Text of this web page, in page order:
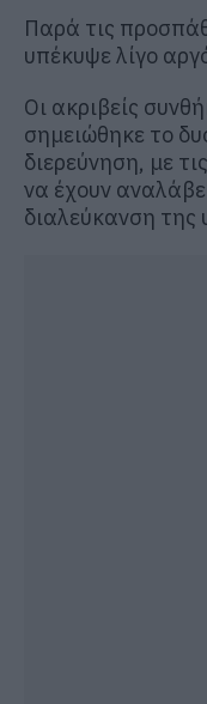
Παρά τις
υπέκυψε λίγο
Οι ακριβείς
σημειώθηκε το
διερεύνηση, με
να έχουν
διαλεύκανση της